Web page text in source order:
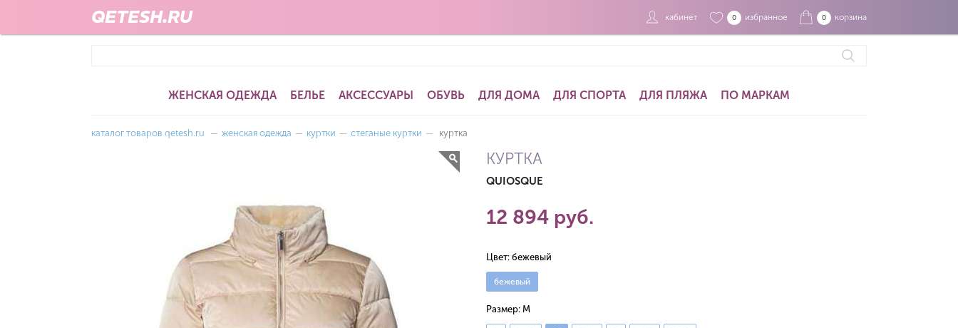
QETESH.RU кабинет 0 избранное 0 корзина
ЖЕНСКАЯ ОДЕЖДА БЕЛЬЕ АКСЕССУАРЫ ОБУВЬ ДЛЯ ДОМА ДЛЯ СПОРТА ДЛЯ ПЛЯЖА ПО МАРКАМ
каталог товаров qetesh.ru — женская одежда — куртки — стеганые куртки — куртка
КУРТКА
QUIOSQUE
12 894 руб.
Цвет: бежевый
бежевый
Размер: M